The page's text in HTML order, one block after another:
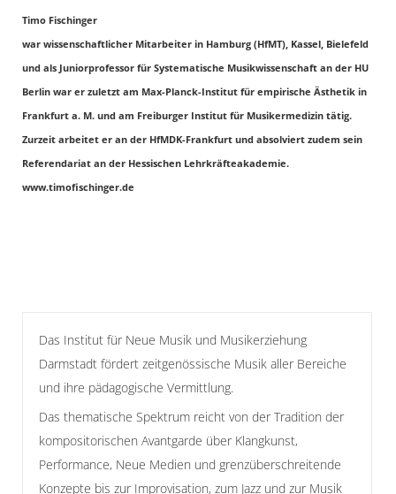
Timo Fischinger
war wissenschaftlicher Mitarbeiter in Hamburg (HfMT), Kassel, Bielefeld
und als Juniorprofessor für Systematische Musikwissenschaft an der HU
Berlin war er zuletzt am Max-Planck-Institut für empirische Ästhetik in
Frankfurt a. M. und am Freiburger Institut für Musikermedizin tätig.
Zurzeit arbeitet er an der HfMDK-Frankfurt und absolviert zudem sein
Referendariat an der Hessischen Lehrkräfteakademie.
www.timofischinger.de
Das Institut für Neue Musik und Musikerziehung
Darmstadt fördert zeitgenössische Musik aller Bereiche
und ihre pädagogische Vermittlung.
Das thematische Spektrum reicht von der Tradition der
kompositorischen Avantgarde über Klangkunst,
Performance, Neue Medien und grenzüberschreitende
Konzepte bis zur Improvisation, zum Jazz und zur Musik